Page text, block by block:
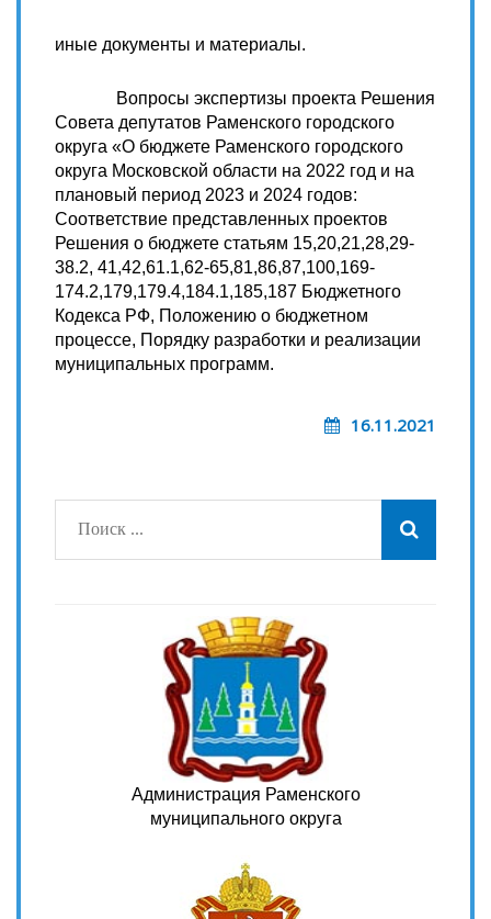
иные документы и материалы.
Вопросы экспертизы проекта Решения
Совета депутатов Раменского городского
округа «О бюджете Раменского городского
округа Московской области на 2022 год и на
плановый период 2023 и 2024 годов:
Соответствие представленных проектов
Решения о бюджете статьям 15,20,21,28,29-
38.2, 41,42,61.1,62-65,81,86,87,100,169-
174.2,179,179.4,184.1,185,187 Бюджетного
Кодекса РФ, Положению о бюджетном
процессе, Порядку разработки и реализации
муниципальных программ.
16.11.2021
Администрация Раменского
муниципального округа